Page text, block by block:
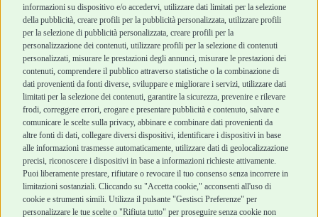
informazioni su dispositivo e/o accedervi, utilizzare dati limitati per la selezione
della pubblicità, creare profili per la pubblicità personalizzata, utilizzare profili
per la selezione di pubblicità personalizzata, creare profili per la
personalizzazione dei contenuti, utilizzare profili per la selezione di contenuti
personalizzati, misurare le prestazioni degli annunci, misurare le prestazioni dei
contenuti, comprendere il pubblico attraverso statistiche o la combinazione di
dati provenienti da fonti diverse, sviluppare e migliorare i servizi, utilizzare dati
limitati per la selezione dei contenuti, garantire la sicurezza, prevenire e rilevare
frodi, correggere errori, erogare e presentare pubblicità e contenuto, salvare e
comunicare le scelte sulla privacy, abbinare e combinare dati provenienti da
altre fonti di dati, collegare diversi dispositivi, identificare i dispositivi in base
alle informazioni trasmesse automaticamente, utilizzare dati di geolocalizzazione
precisi, riconoscere i dispositivi in base a informazioni richieste attivamente.
Puoi liberamente prestare, rifiutare o revocare il tuo consenso senza incorrere in
limitazioni sostanziali. Cliccando su "Accetta cookie," acconsenti all'uso di
cookie e strumenti simili. Utilizza il pulsante "Gestisci Preferenze" per
personalizzare le tue scelte o "Rifiuta tutto" per proseguire senza cookie non
Robinson Pet Shop
Chi siamo
Punti vendita
Marchi
Blog
Assistenza Robinson
Pet Shop
Offerte
Promozioni
Recensioni Feedaty
Acquisti sicuri
Termini e condizioni
di vendita
Cashback
Metodi di
pagamento
Recesso e Reso
Spedizioni